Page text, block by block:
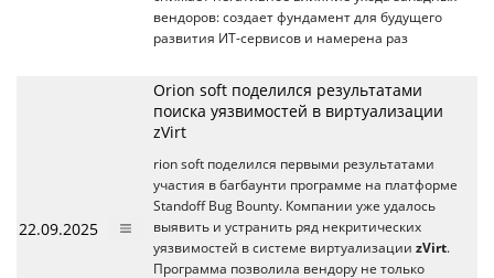
вендоров: создает фундамент для будущего
развития ИТ-сервисов и намерена раз
22.09.2025
Orion soft поделился результатами
поиска уязвимостей в виртуализации
zVirt
rion soft поделился первыми результатами
участия в багбаунти программе на платформе
Standoff Bug Bounty. Компании уже удалось
выявить и устранить ряд некритических
уязвимостей в системе виртуализации zVirt.
Программа позволила вендору не только